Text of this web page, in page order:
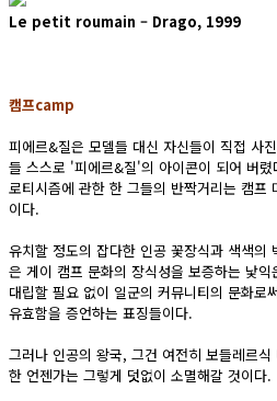
Le petit roumain – Drago, 1999
캠프camp
피에르&질은 모델들 대신 자신들이 직접 사
들 스스로 '피에르&질'의 아이콘이 되어 버
로티시즘에 관한 한 그들의 반짝거리는 캠프
이다.
유치할 정도의 잡다한 인공 꽃장식과 색색의
은 게이 캠프 문화의 장식성을 보증하는 낯
대립할 필요 없이 일군의 커뮤니티의 문화로
유효함을 증언하는 표징들이다.
그러나 인공의 왕국, 그건 여전히 보들레르
한 언젠가는 그렇게 덧없이 소멸해갈 것이다.